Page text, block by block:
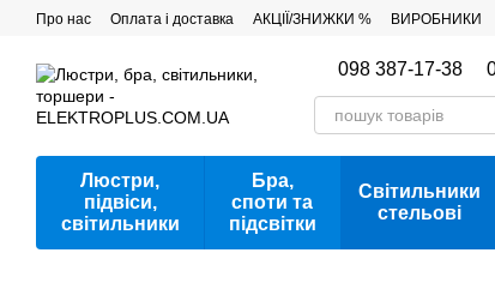
Перейти до основного контенту
Про нас Оплата і доставка АКЦІЇ/ЗНИЖКИ % ВИРОБНИКИ
098 387-17-38
Люстри,
підвіси,
світильники
Бра,
споти та
підсвітки
Світильники
стельові